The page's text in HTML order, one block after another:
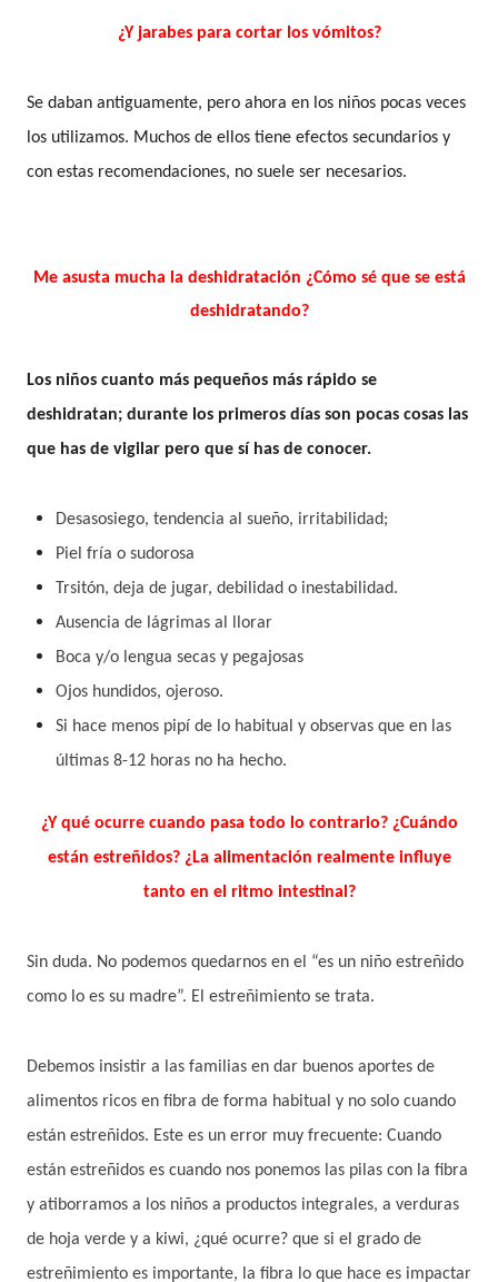
¿Y jarabes para cortar los vómitos?
Se daban antiguamente, pero ahora en los niños pocas veces
los utilizamos. Muchos de ellos tiene efectos secundarios y
con estas recomendaciones, no suele ser necesarios.
Me asusta mucha la deshidratación ¿Cómo sé que se está
deshidratando?
Los niños cuanto más pequeños más rápido se
deshidratan; durante los primeros días son pocas cosas las
que has de vigilar pero que sí has de conocer.
Desasosiego, tendencia al sueño, irritabilidad;
Piel fría o sudorosa
Trsitón, deja de jugar, debilidad o inestabilidad.
Ausencia de lágrimas al llorar
Boca y/o lengua secas y pegajosas
Ojos hundidos, ojeroso.
Si hace menos pipí de lo habitual y observas que en las
últimas 8-12 horas no ha hecho.
¿Y qué ocurre cuando pasa todo lo contrario? ¿Cuándo
están estreñidos? ¿La alimentación realmente influye
tanto en el ritmo intestinal?
Sin duda. No podemos quedarnos en el “es un niño estreñido
como lo es su madre”. El estreñimiento se trata.
Debemos insistir a las familias en dar buenos aportes de
alimentos ricos en fibra de forma habitual y no solo cuando
están estreñidos. Este es un error muy frecuente: Cuando
están estreñidos es cuando nos ponemos las pilas con la fibra
y atiborramos a los niños a productos integrales, a verduras
de hoja verde y a kiwi, ¿qué ocurre? que si el grado de
estreñimiento es importante, la fibra lo que hace es impactar